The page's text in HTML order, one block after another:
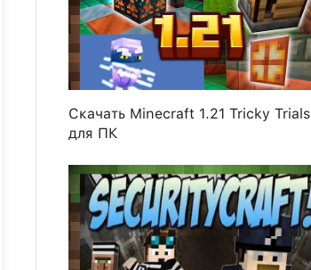
Скачать Minecraft 1.21 Tricky Trials
для ПК